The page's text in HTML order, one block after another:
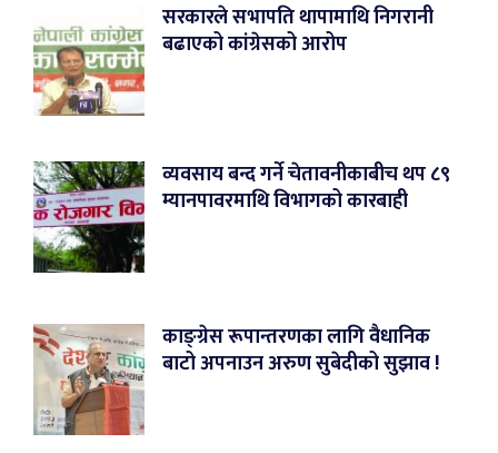
सरकारले सभापति थापामाथि निगरानी
बढाएको कांग्रेसको आरोप
व्यवसाय बन्द गर्ने चेतावनीकाबीच थप ८९
म्यानपावरमाथि विभागको कारबाही
काङ्ग्रेस रूपान्तरणका लागि वैधानिक
बाटो अपनाउन अरुण सुबेदीको सुझाव !